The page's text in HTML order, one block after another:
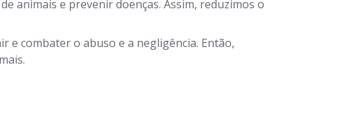
animais e prevenir doenças. Assim, reduzimos o
e combater o abuso e a negligência. Então,